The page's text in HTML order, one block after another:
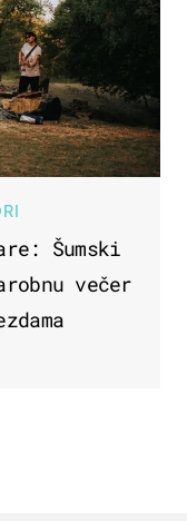
Šumski
večer